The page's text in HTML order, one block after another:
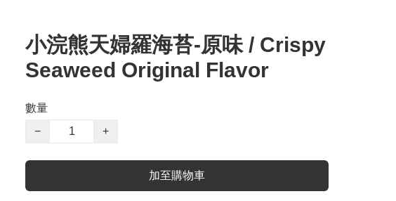
小浣熊天婦羅海苔-原味 / Crispy
Seaweed Original Flavor
數量
−
+
加至購物車